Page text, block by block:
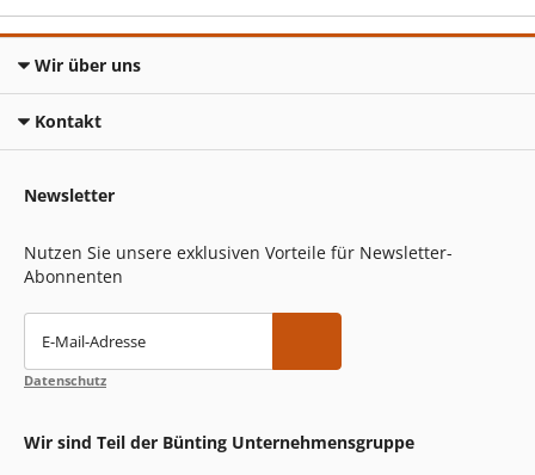
Wir über uns
Kontakt
Newsletter
Nutzen Sie unsere exklusiven Vorteile für Newsletter-
Abonnenten
E-Mail-Adresse
Datenschutz
Wir sind Teil der Bünting Unternehmensgruppe